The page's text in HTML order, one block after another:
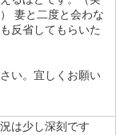
妻と二度と会わな
反省してもらいた
い。宜しくお願い
は少し深刻です